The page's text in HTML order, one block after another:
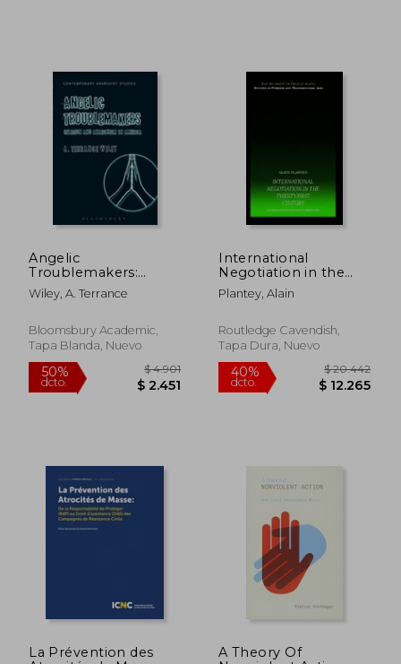
50%
dcto.
50%
dcto.
Angelic
Troublemakers:
Religion and
Anarchism in America
Wiley, A. Terrance
Bloomsbury Academic,
Tapa Blanda, Nuevo
International
Negotiation in the
Twenty-First Century
(en Inglés)
Plantey, Alain
Routledge Cavendish,
Tapa Dura, Nuevo
La Prévention des
A Theory Of